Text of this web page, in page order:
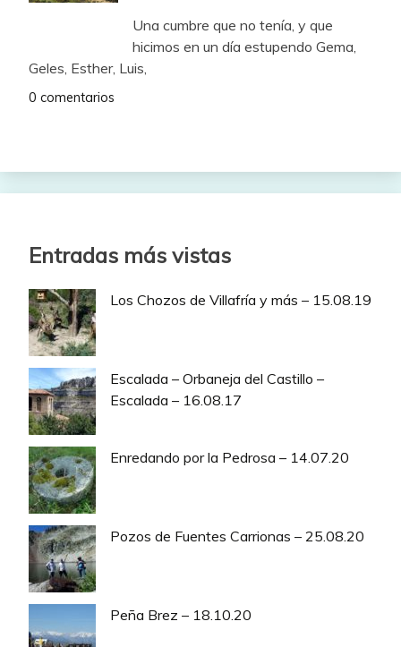
Una cumbre que no tenía, y que
hicimos en un día estupendo Gema,
Geles, Esther, Luis,
0 comentarios
Entradas más vistas
Los Chozos de Villafría y más – 15.08.19
Escalada – Orbaneja del Castillo –
Escalada – 16.08.17
Enredando por la Pedrosa – 14.07.20
Pozos de Fuentes Carrionas – 25.08.20
Peña Brez – 18.10.20